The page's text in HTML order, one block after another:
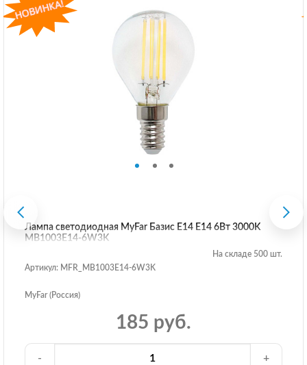
Лампа светодиодная MyFar Базис E14 E14 6Вт 3000K
MB1003E14-6W3K
На складе 500 шт.
Артикул: MFR_MB1003E14-6W3K
MyFar (Россия)
185 руб.
- +